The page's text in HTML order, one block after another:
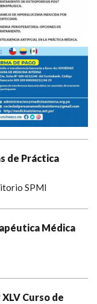
de Práctica
SPMI
Médica
Curso de